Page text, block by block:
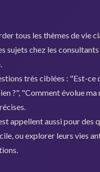
tous les thèmes de vie
sujets chez les
très ciblées : "Est-
?", "Comment évolue
appellent aussi pour des
ou explorer leurs vies